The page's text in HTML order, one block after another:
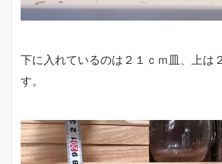
下に入れているのは２１ｃｍ皿、上は
す。